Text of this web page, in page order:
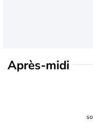
Après-midi